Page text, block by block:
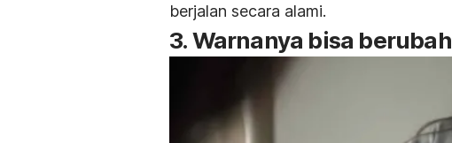
berjalan secara alami.
3. Warnanya bisa berubah